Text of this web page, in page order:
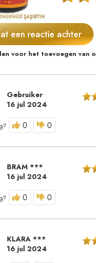
een reactie achter
voor het toevoegen van
Gebruiker
16 jul 2024
0 0
BRAM ***
16 jul 2024
0 0
KLARA ***
16 jul 2024